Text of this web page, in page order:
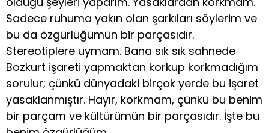
Sadece ruhuma yakın olan şarkıları söylerim ve
bu da özgürlüğümün bir parçasıdır.
Stereotiplere uymam. Bana sık sık sahnede
Bozkurt işareti yapmaktan korkup korkmadığım
sorulur; çünkü dünyadaki birçok yerde bu işaret
yasaklanmıştır. Hayır, korkmam, çünkü bu benim
bir parçam ve kültürümün bir parçasıdır. İşte bu